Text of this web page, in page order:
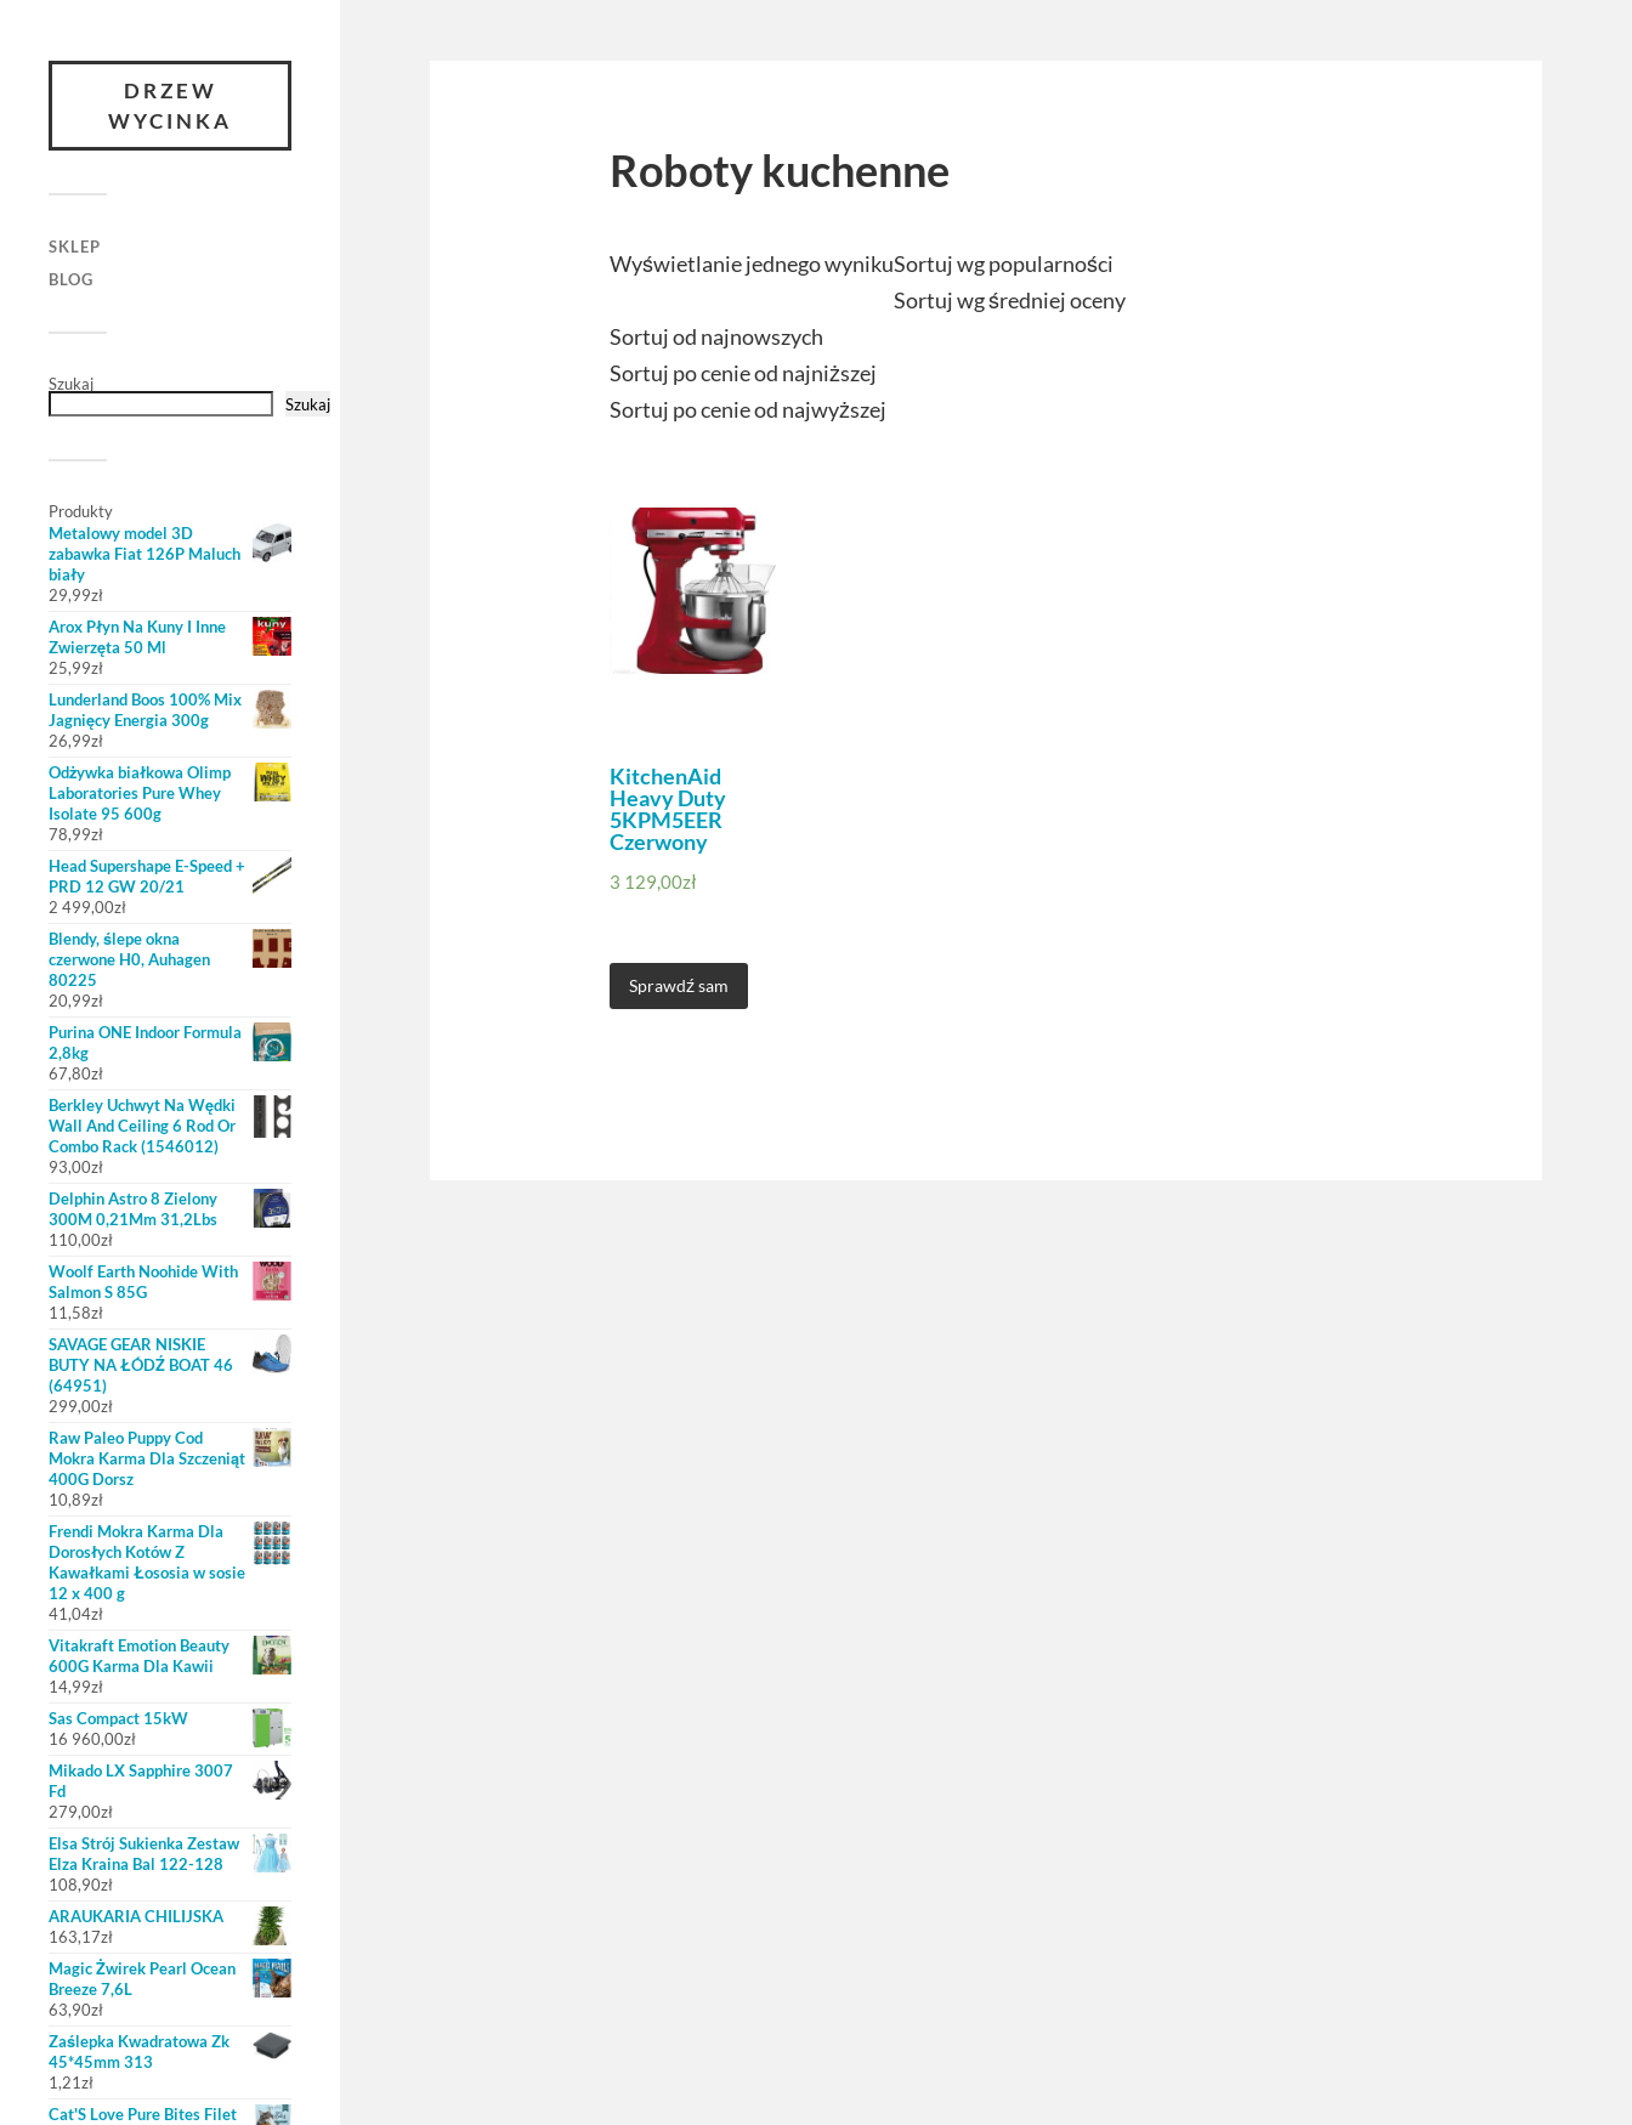
DRZEW
WYCINKA
SKLEP
BLOG
Szukaj
Szukaj
Produkty
Metalowy model 3D
zabawka Fiat 126P Maluch
biały
29,99zł
Arox Płyn Na Kuny I Inne
Zwierzęta 50 Ml
25,99zł
Lunderland Boos 100% Mix
Jagnięcy Energia 300g
26,99zł
Odżywka białkowa Olimp
Laboratories Pure Whey
Isolate 95 600g
78,99zł
Head Supershape E-Speed +
PRD 12 GW 20/21
2 499,00zł
Blendy, ślepe okna
czerwone H0, Auhagen
80225
20,99zł
Purina ONE Indoor Formula
2,8kg
67,80zł
Berkley Uchwyt Na Wędki
Wall And Ceiling 6 Rod Or
Combo Rack (1546012)
93,00zł
Delphin Astro 8 Zielony
300M 0,21Mm 31,2Lbs
110,00zł
Woolf Earth Noohide With
Salmon S 85G
11,58zł
SAVAGE GEAR NISKIE
BUTY NA ŁÓDŹ BOAT 46
(64951)
299,00zł
Raw Paleo Puppy Cod
Mokra Karma Dla Szczeniąt
400G Dorsz
10,89zł
Frendi Mokra Karma Dla
Dorosłych Kotów Z
Kawałkami Łososia w sosie
12 x 400 g
41,04zł
Vitakraft Emotion Beauty
600G Karma Dla Kawii
14,99zł
Sas Compact 15kW
16 960,00zł
Mikado LX Sapphire 3007
Fd
279,00zł
Elsa Strój Sukienka Zestaw
Elza Kraina Bal 122-128
108,90zł
ARAUKARIA CHILIJSKA
163,17zł
Magic Żwirek Pearl Ocean
Breeze 7,6L
63,90zł
Zaślepka Kwadratowa Zk
45*45mm 313
1,21zł
Cat'S Love Pure Bites Filet
Roboty kuchenne
Wyświetlanie jednego wynikuSortuj wg popularności
Sortuj wg średniej oceny
Sortuj od najnowszych
Sortuj po cenie od najniższej
Sortuj po cenie od najwyższej
KitchenAid
Heavy Duty
5KPM5EER
Czerwony
3 129,00zł
Sprawdź sam